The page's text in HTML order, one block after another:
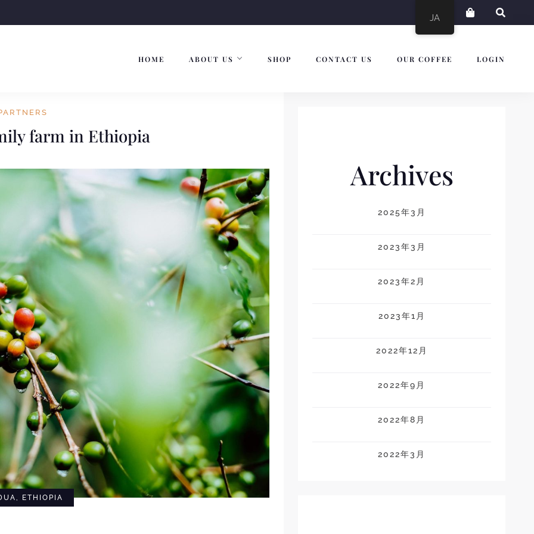
HOME ABOUT US SHOP CONTACT US OUR COFFEE LOGIN
farm in Ethiopia
ETHIOPIA
Archives
2025年3月
2023年3月
2023年2月
2023年1月
2022年12月
2022年9月
2022年8月
2022年3月
JA